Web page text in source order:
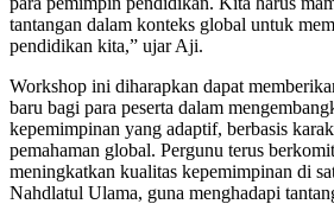
tantangan dalam konteks global untuk
pendidikan kita,” ujar Aji.
Workshop ini diharapkan dapat
baru bagi para peserta dalam
kepemimpinan yang adaptif, berbasis
pemahaman global. Pergunu terus
meningkatkan kualitas kepemimpinan di
Nahdlatul Ulama, guna menghadapi